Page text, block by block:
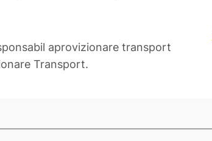
aprovizionare transport
Transport.